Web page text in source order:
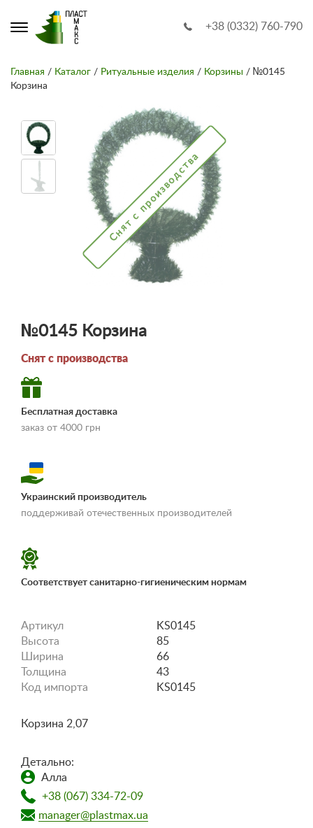
+38 (0332) 760-790
Главная / Каталог / Ритуальные изделия / Корзины / №0145
Корзина
Снят с производства
№0145 Корзина
Снят с производства
Бесплатная доставка
заказ от 4000 грн
доставки и оплаты»
Украинский производитель
поддерживай отечественных производителей
Соответствует санитарно-гигиеническим нормам
Артикул
KS0145
Высота
85
Ширина
66
Толщина
43
Код импорта
KS0145
Корзина 2,07
Детально:
Алла
+38 (067) 334-72-09
manager@plastmax.ua